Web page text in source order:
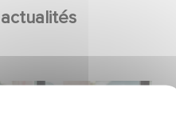
Lecaplain et José